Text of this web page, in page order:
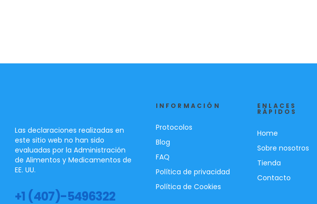
Las declaraciones realizadas en
este sitio web no han sido
evaluadas por la Administración
de Alimentos y Medicamentos de
EE. UU.
+1 (407)-5496322
INFORMACIÓN
Protocolos
Blog
FAQ
Política de privacidad
Política de Cookies
ENLACES
RÁPIDOS
Home
Sobre nosotros
Tienda
Contacto